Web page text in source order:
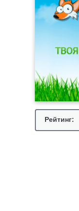
Рейтинг: